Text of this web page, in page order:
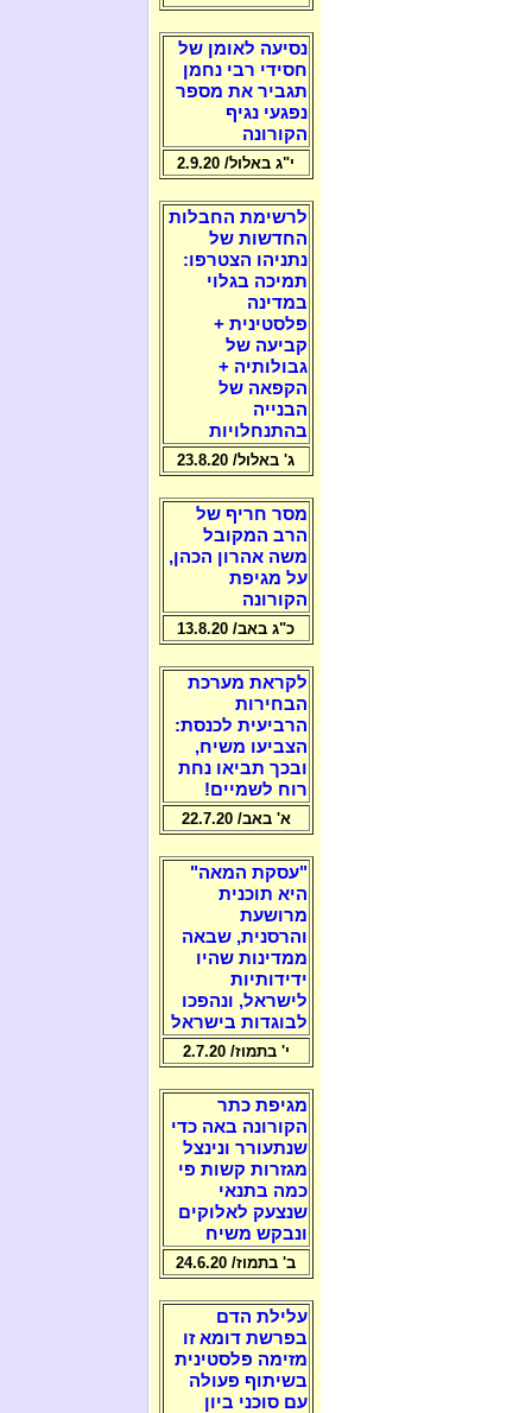
נסיעה לאומן של
חסידי רבי נחמן
תגביר את מספר
נפגעי נגיף
הקורונה
י"ג באלול/ 2.9.20
לרשימת החבלות
החדשות של
נתניהו הצטרפו:
תמיכה בגלוי
במדינה
פלסטינית +
קביעה של
גבולותיה +
הקפאה של
הבנייה
בהתנחלויות
ג' באלול/ 23.8.20
מסר חריף של
הרב המקובל
משה אהרון הכהן,
על מגיפת
הקורונה
כ"ג באב/ 13.8.20
לקראת מערכת
הבחירות
הרביעית לכנסת:
הצביעו משיח,
ובכך תביאו נחת
רוח לשמיים!
א' באב/ 22.7.20
"עסקת המאה"
היא תוכנית
מרושעת
והרסנית, שבאה
ממדינות שהיו
ידידותיות
לישראל, ונהפכו
לבוגדות בישראל
י' בתמוז/ 2.7.20
מגיפת כתר
הקורונה באה כדי
שנתעורר ונינצל
מגזרות קשות פי
כמה בתנאי
שנצעק לאלוקים
ונבקש משיח
ב' בתמוז/ 24.6.20
עלילת הדם
בפרשת דומא זו
מזימה פלסטינית
בשיתוף פעולה
עם סוכני ביון